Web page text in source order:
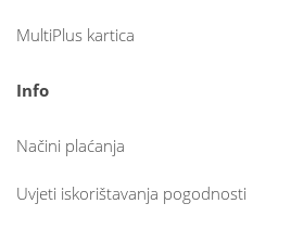
MultiPlus kartica
Info
Načini plaćanja
Uvjeti iskorištavanja pogodnosti